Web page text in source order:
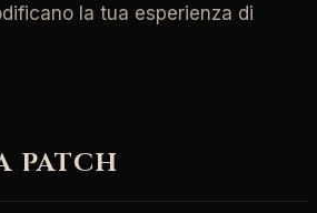
la tua esperienza di
PATCH